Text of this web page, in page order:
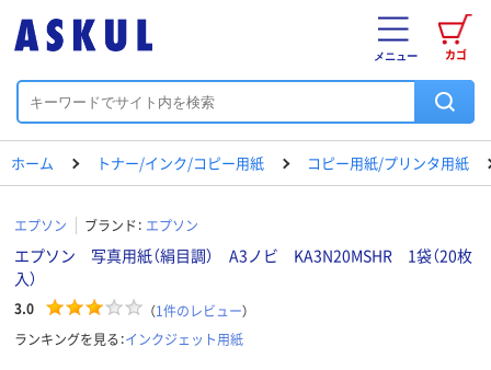
カゴ
メニュー
ホーム トナー/インク/コピー用紙 コピー用紙/プリンタ用紙
エプソン ブランド： エプソン
エプソン 写真用紙（絹目調） A3ノビ KA3N20MSHR 1袋（20枚
入）
3.0 （1件のレビュー）
ランキングを見る：インクジェット用紙